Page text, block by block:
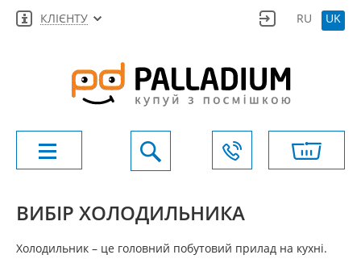
КЛІЄНТУ RU UK
ВИБІР ХОЛОДИЛЬНИКА
Холодильник – це головний побутовий прилад на кухні.